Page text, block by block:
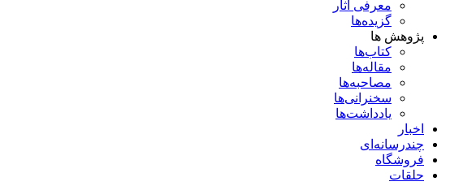
معرفی آثار
گزیده‌ها
پژوهش ها
کتاب‌ها
مقاله‌ها
مصاحبه‌ها
سخنرانی‌ها
یادداشت‌ها
اخبار
چندرسانه‌ای
فروشگاه
حلقات